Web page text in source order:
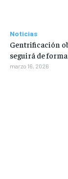
Noticias
Gentrificación
seguirá de
marzo 16, 2026